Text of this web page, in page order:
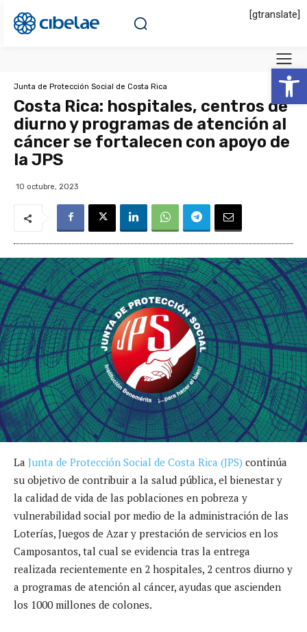
Abrir
[gtranslate]
Junta de Protección Social de Costa Rica
Costa Rica: hospitales, centros de
diurno y programas de atención al
cáncer se fortalecen con apoyo de
la JPS
10 octubre, 2023
La Junta de Protección Social de Costa Rica (JPS) continúa
su objetivo de contribuir a la salud pública, el bienestar y
la calidad de vida de las poblaciones en pobreza y
vulnerabilidad social por medio de la administración de las
Loterías, Juegos de Azar y prestación de servicios en los
Camposantos, tal cual se evidencia tras la entrega
realizada recientemente en 2 hospitales, 2 centros diurno y
a programas de atención al cáncer, ayudas que ascienden
los 1000 millones de colones.